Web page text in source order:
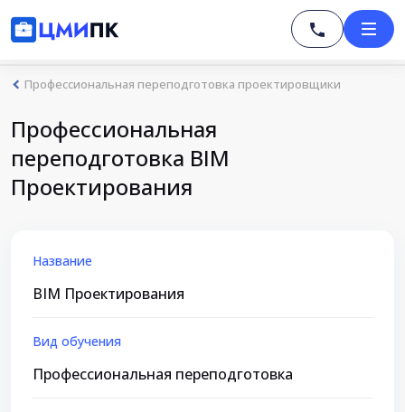
Профессиональная переподготовка проектировщики
Профессиональная
переподготовка BIM
Проектирования
Название
BIM Проектирования
Вид обучения
Профессиональная переподготовка